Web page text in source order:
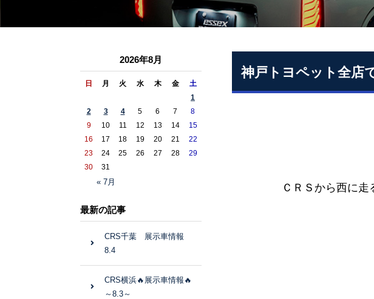
神戸トヨペット全店
ＣＲＳから西に走
2026年8月
日 月 火 水 木 金 土
« 7月
1
2
3 4 5 6 7
8
9
10 11 12 13 14
15
16
17 18 19 20 21
22
23
24 25 26 27 28
29
30
31
最新の記事
CRS千葉 展示車情報
8.4
CRS横浜🔥展示車情報🔥
～8.3～